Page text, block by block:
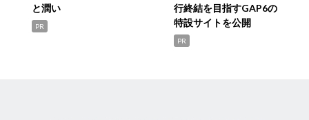
と潤い
PR
行終結を目指すGAP6の
特設サイトを公開
PR